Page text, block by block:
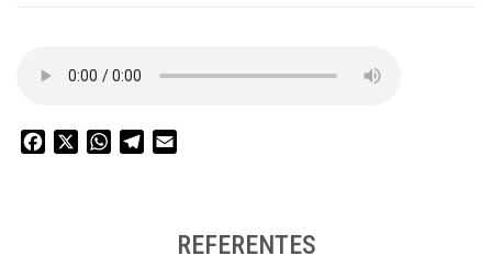
Facebook WhatsAppTelegram
REFERENTES